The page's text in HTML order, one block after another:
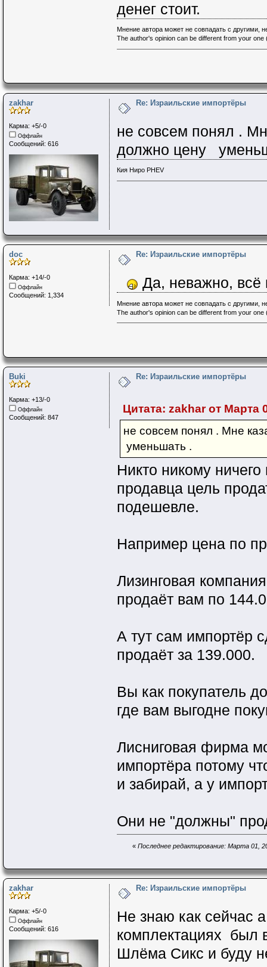
денег стоит.
Мнение автора может не совпадать с другими,
The author's opinion can be different from your
zakhar
Карма: +5/-0
Оффлайн
Сообщений: 616
Re: Израильские импортёры
не совсем понял .
должно цену
Кия Ниро PHEV
doc
Карма: +14/-0
Оффлайн
Сообщений: 1,334
Re: Израильские импортёры
Да, неважно, всё
Мнение автора может не совпадать с другими,
The author's opinion can be different from your
Buki
Карма: +13/-0
Оффлайн
Сообщений: 847
Re: Израильские импортёры
Цитата: zakhar от Марта
не совсем понял . Мне
уменьшать .
Никто никому
продавца цель
подешевле.
Например цена по
Лизинговая
продаёт вам по
А тут сам импортёр
продаёт за 139.000.
Вы как покупатель
где вам выгодне
Лисниговая фирма
импортёра потому
и забирай, а у
Они не "должны"
« Последнее редактирование: Марта 01,
zakhar
Карма: +5/-0
Оффлайн
Сообщений: 616
Re: Израильские импортёры
Не знаю как сейчас
комплектациях был
Шлёма Сикс и буду